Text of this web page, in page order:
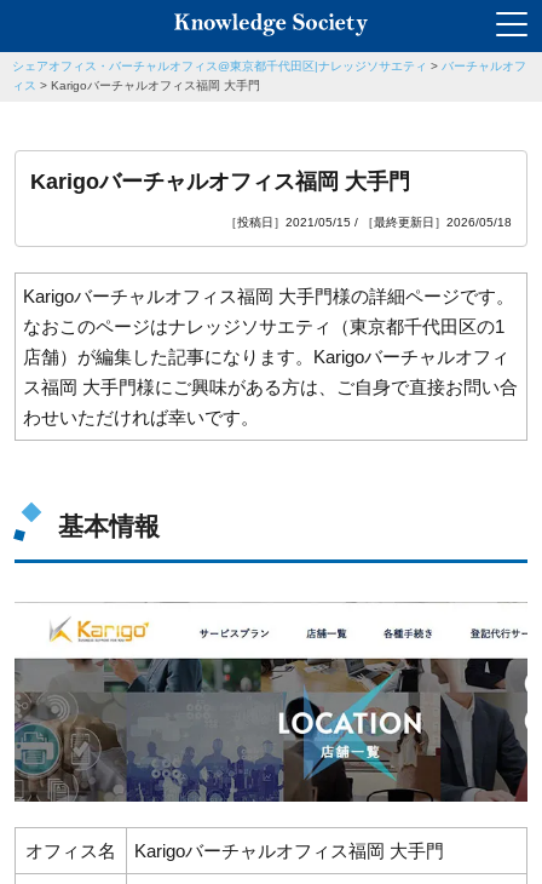
シェアオフィス・バーチャルオフィス@東京都千代田区|ナレッジソサエティ > バーチャルオフ
ィス > Karigoバーチャルオフィス福岡 大手門
Karigoバーチャルオフィス福岡 大手門
［投稿日］2021/05/15 / ［最終更新日］2026/05/18
Karigoバーチャルオフィス福岡 大手門様の詳細ページです。
なおこのページはナレッジソサエティ（東京都千代田区の1
店舗）が編集した記事になります。Karigoバーチャルオフィ
ス福岡 大手門様にご興味がある方は、ご自身で直接お問い合
わせいただければ幸いです。
基本情報
オフィス名 Karigoバーチャルオフィス福岡 大手門